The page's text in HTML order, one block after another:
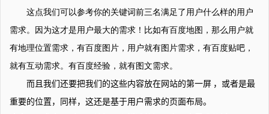
这点我们可以参考你的关键词前三名满足了用户什么样的用户
需求。因为这才是用户最大的需求！ 比如有百度地图，那么用户就
有地理位置需求，有百度图片，用户就有图片需求，有百度贴吧，
就有互动需求。有百度经验，就有图文需求。
而且我们还要把我们的这些内容放在网站的第一屏 ，或者是最
重要的位置，同样，这还是基于用户需求的页面布局。